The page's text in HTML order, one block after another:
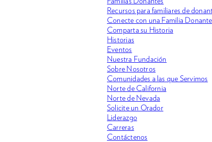
Recursos para familiares de
Conecte con una Familia
Comparta su Historia
Historias
Eventos
Nuestra Fundación
Sobre Nosotros
Comunidades a las que Servimos
Norte de California
Norte de Nevada
Solicite un Orador
Liderazgo
Carreras
Contáctenos